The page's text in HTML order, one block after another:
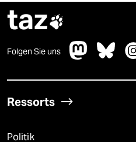
taz
Folgen Sie uns
Ressorts
Politik